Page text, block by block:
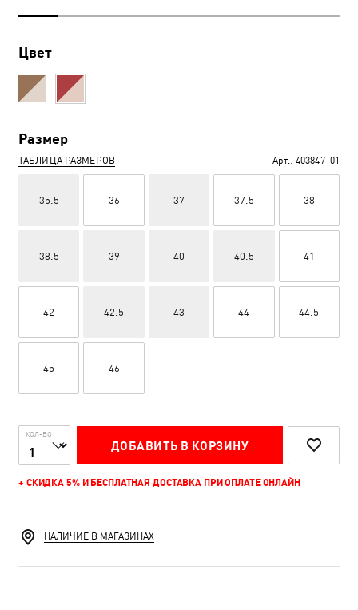
Цвет
Размер
ТАБЛИЦА РАЗМЕРОВ Арт.: 403847_01
35.5 36 37 37.5 38
38.5 39 40 40.5 41
42 42.5 43 44 44.5
45 46
КОЛ-ВО
ДОБАВИТЬ В КОРЗИНУ
+ СКИДКА 5% И БЕСПЛАТНАЯ ДОСТАВКА ПРИ ОПЛАТЕ ОНЛАЙН
НАЛИЧИЕ В МАГАЗИНАХ